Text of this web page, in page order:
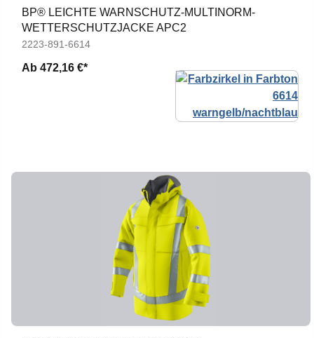
BP® LEICHTE WARNSCHUTZ-MULTINORM-
WETTERSCHUTZJACKE APC2
2223-891-6614
Ab 472,16 €*